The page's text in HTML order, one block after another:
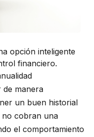
opción inteligente
financiero.
manera
un buen historial
no cobran una
el comportamiento